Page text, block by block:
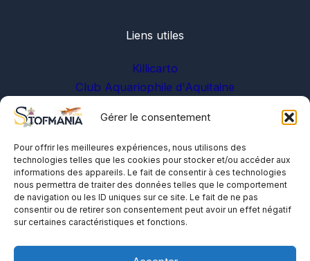
Gérer le consentement
Pour offrir les meilleures expériences, nous utilisons des
technologies telles que les cookies pour stocker et/ou accéder aux
informations des appareils. Le fait de consentir à ces technologies
nous permettra de traiter des données telles que le comportement
de navigation ou les ID uniques sur ce site. Le fait de ne pas
consentir ou de retirer son consentement peut avoir un effet négatif
sur certaines caractéristiques et fonctions.
Liens utiles
Killicarto
Club Aquariophile d'Aquitaine
A propos